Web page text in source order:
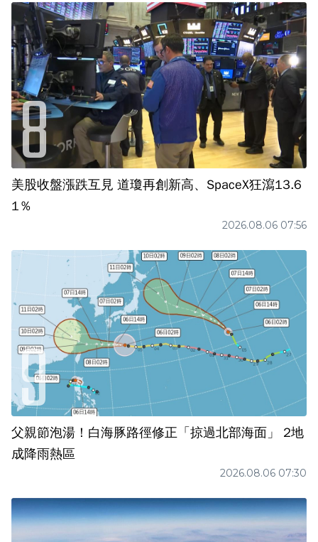
美股收盤漲跌互見 道瓊再創新高、SpaceX狂瀉13.6
1％
2026.08.06 07:56
父親節泡湯！白海豚路徑修正「掠過北部海面」 2地
成降雨熱區
2026.08.06 07:30